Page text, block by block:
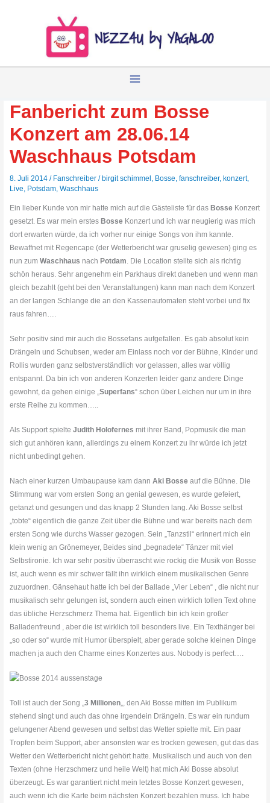
Fanbericht zum Bosse
Konzert am 28.06.14
Waschhaus Potsdam
8. Juli 2014/ Fanschreiber /birgit schimmel, Bosse,fanschreiber,konzert,
Live, Potsdam,Waschhaus
Ein lieber Kunde von mir hatte mich auf die Gästeliste für dasBosse Konzert
gesetzt. Es war mein erstesBosse Konzert und ich war neugierig was mich
dort erwarten würde, da ich vorher nur einige Songs von ihm kannte.
Bewaffnet mit Regencape (der Wetterbericht war gruselig gewesen) ging es
nun zumWaschhaus nachPotdam . Die Location stellte sich als richtig
schön heraus. Sehr angenehm ein Parkhaus direkt daneben und wenn man
gleich bezahlt (geht bei den Veranstaltungen) kann man nach dem Konzert
an der langen Schlange die an den Kassenautomaten steht vorbei und fix
raus fahren….
Sehr positiv sind mir auch die Bossefans aufgefallen. Es gab absolut kein
Drängeln und Schubsen, weder am Einlass noch vor der Bühne, Kinder und
Rollis wurden ganz selbstverständlich vor gelassen, alles war völlig
entspannt. Da bin ich von anderen Konzerten leider ganz andere Dinge
gewohnt, da gehen einige „Superfans“ schon über Leichen nur um in ihre
erste Reihe zu kommen…..
Als Support spielteJudith Holofernes mit ihrer Band, Popmusik die man
sich gut anhören kann, allerdings zu einem Konzert zu ihr würde ich jetzt
nicht unbedingt gehen.
Nach einer kurzen Umbaupause kam dannAki Bosse auf die Bühne. Die
Stimmung war vom ersten Song an genial gewesen, es wurde gefeiert,
getanzt und gesungen und das knapp 2 Stunden lang. Aki Bosse selbst
„tobte“ eigentlich die ganze Zeit über die Bühne und war bereits nach dem
ersten Song wie durchs Wasser gezogen. Sein „Tanzstil“ erinnert mich ein
klein wenig an Grönemeyer, Beides sind „begnadete“ Tänzer mit viel
Selbstironie. Ich war sehr positiv überrascht wie rockig die Musik von Bosse
ist, auch wenn es mir schwer fällt ihn wirklich einem musikalischen Genre
zuzuordnen. Gänsehaut hatte ich bei der Ballade „Vier Leben“ , die nicht nur
musikalisch sehr gelungen ist, sondern auch einen wirklich tollen Text ohne
das übliche Herzschmerz Thema hat. Eigentlich bin ich kein großer
Balladenfreund , aber die ist wirklich toll besonders live. Ein Texthänger bei
„so oder so“ wurde mit Humor überspielt, aber gerade solche kleinen Dinge
machen ja auch den Charme eines Konzertes aus. Nobody is perfect….
Toll ist auch der Song „3 Millionen„, den Aki Bosse mitten im Publikum
stehend singt und auch das ohne irgendein Drängeln. Es war ein rundum
gelungener Abend gewesen und selbst das Wetter spielte mit. Ein paar
Tropfen beim Support, aber ansonsten war es trocken gewesen, gut das das
Wetter den Wetterbericht nicht gehört hatte. Musikalisch und auch von den
Texten (ohne Herzschmerz und heile Welt) hat mich Aki Bosse absolut
überzeugt. Es war garantiert nicht mein letztes Bosse Konzert gewesen,
auch wenn ich die Karte beim nächsten Konzert bezahlen muss. Ich habe